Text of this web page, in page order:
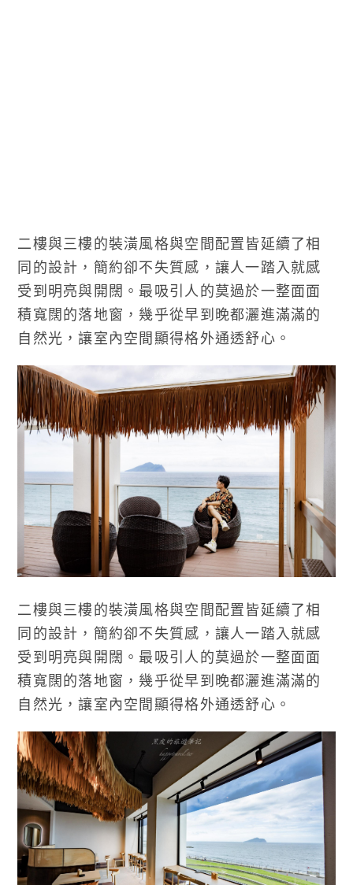
二樓與三樓的裝潢風格與空間配置皆延續了相
同的設計，簡約卻不失質感，讓人一踏入就感
受到明亮與開闊。最吸引人的莫過於一整面面
積寬闊的落地窗，幾乎從早到晚都灑進滿滿的
自然光，讓室內空間顯得格外通透舒心。
二樓與三樓的裝潢風格與空間配置皆延續了相
同的設計，簡約卻不失質感，讓人一踏入就感
受到明亮與開闊。最吸引人的莫過於一整面面
積寬闊的落地窗，幾乎從早到晚都灑進滿滿的
自然光，讓室內空間顯得格外通透舒心。